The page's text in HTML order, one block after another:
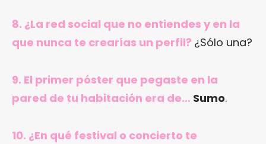
8. ¿La red social que no entiendes y en la
que nunca te crearías un perfil? ¿Sólo una?
9. El primer póster que pegaste en la
pared de tu habitación era de… Sumo.
10. ¿En qué festival o concierto te